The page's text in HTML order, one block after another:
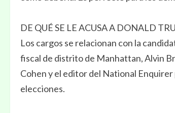
DE QUÉ SE LE ACUSA A DONALD
Los cargos se relacionan con la
fiscal de distrito de Manhattan, Alvin
Cohen y el editor del National Enquirer
elecciones.